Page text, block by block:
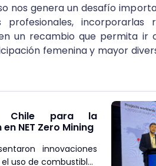
nos genera un desafío
incorporarlas
un recambio que permita ir
femenina y mayor
Chile para la
NET Zero Mining
innovaciones
uso de combustibles